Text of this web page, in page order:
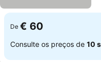
De € 60
Consulte os preços de 10